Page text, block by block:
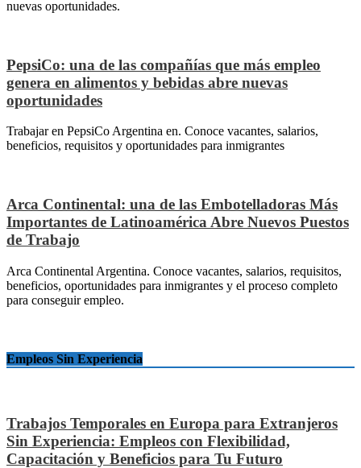
nuevas oportunidades.
PepsiCo: una de las compañías que más empleo
genera en alimentos y bebidas abre nuevas
oportunidades
Trabajar en PepsiCo Argentina en. Conoce vacantes, salarios,
beneficios, requisitos y oportunidades para inmigrantes
Arca Continental: una de las Embotelladoras Más
Importantes de Latinoamérica Abre Nuevos Puestos
de Trabajo
Arca Continental Argentina. Conoce vacantes, salarios, requisitos,
beneficios, oportunidades para inmigrantes y el proceso completo
para conseguir empleo.
Empleos Sin Experiencia
Trabajos Temporales en Europa para Extranjeros
Sin Experiencia: Empleos con Flexibilidad,
Capacitación y Beneficios para Tu Futuro